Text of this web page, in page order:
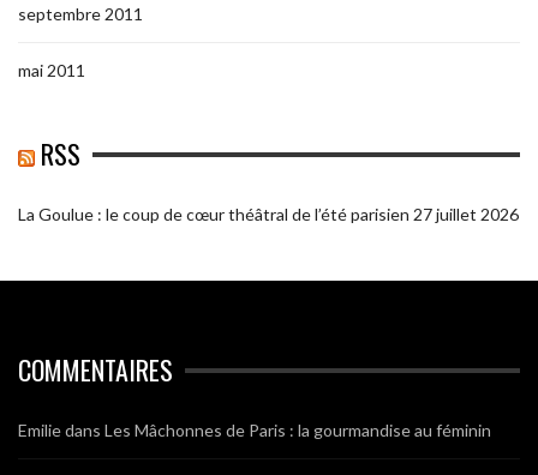
septembre 2011
mai 2011
RSS
La Goulue : le coup de cœur théâtral de l’été parisien 27 juillet 2026
COMMENTAIRES
Emiliedans Les Mâchonnes de Paris : la gourmandise au féminin